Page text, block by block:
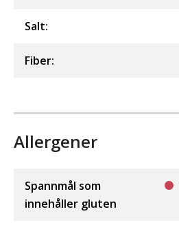
Salt:
Fiber:
Allergener
Spannmål som
innehåller gluten